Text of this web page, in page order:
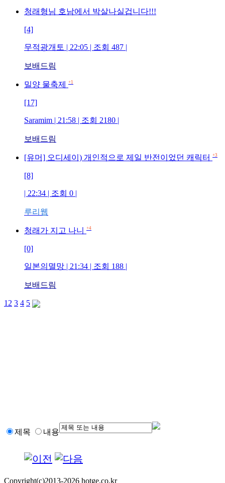
청래형님 호남에서 박살나실겁니다!!!
[4]
무적광개토 | 22:05 | 조회 487 |
보배드림
밀양 물축제 +1
[17]
Saramim | 21:58 | 조회 2180 |
보배드림
[유머] 오디세이) 개인적으로 제일 반전이었던 캐릭터 +3
[8]
| 22:34 | 조회 0 |
루리웹
청래가 지고 나니 +4
[0]
일본의멸망 | 21:34 | 조회 188 |
보배드림
1 2 3 4 5
제목 내용
Copyright(c)2013-2026 hotge.co.kr